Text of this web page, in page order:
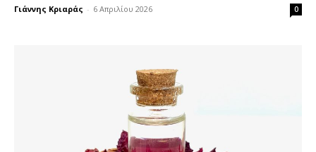
Γιάννης Κριαράς - 6 Απριλίου 2026 0